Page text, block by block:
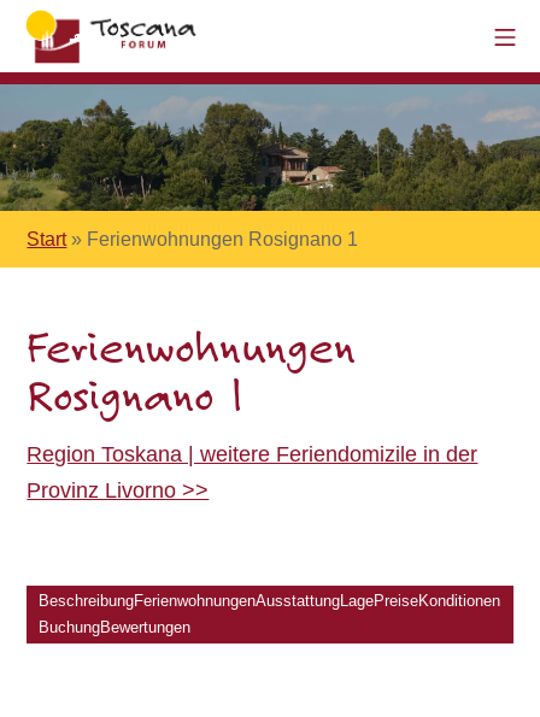
Start» Ferienwohnungen Rosignano 1
Ferienwohnungen
Rosignano 1
Region Toskana | weitere Feriendomizile in der
Provinz Livorno >>
BeschreibungFerienwohnungenAusstattungLagePreiseKonditionen
BuchungBewertungen